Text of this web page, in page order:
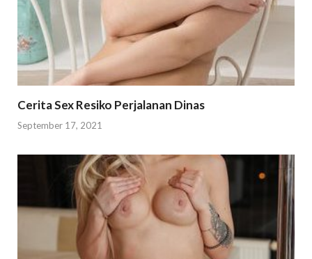
Cerita Sex Resiko Perjalanan Dinas
September 17, 2021